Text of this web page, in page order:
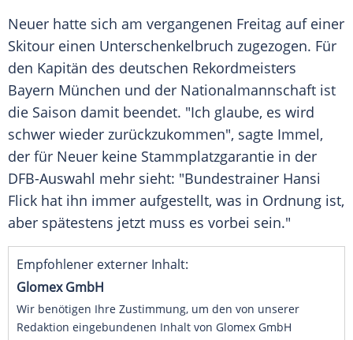
Neuer hatte sich am vergangenen Freitag auf einer
Skitour einen Unterschenkelbruch zugezogen. Für
den Kapitän des deutschen Rekordmeisters
Bayern München und der Nationalmannschaft ist
die Saison damit beendet. "Ich glaube, es wird
schwer wieder zurückzukommen", sagte Immel,
der für Neuer keine Stammplatzgarantie in der
DFB-Auswahl mehr sieht: "Bundestrainer Hansi
Flick hat ihn immer aufgestellt, was in Ordnung ist,
aber spätestens jetzt muss es vorbei sein."
Empfohlener externer Inhalt:
Glomex GmbH
Wir benötigen Ihre Zustimmung, um den von unserer
Redaktion eingebundenen Inhalt von Glomex GmbH